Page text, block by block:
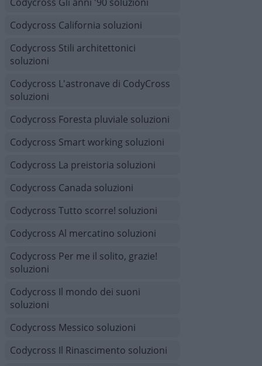
Codycross California soluzioni
Codycross Stili architettonici
soluzioni
Codycross L'astronave di CodyCross
soluzioni
Codycross Foresta pluviale soluzioni
Codycross Smart working soluzioni
Codycross La preistoria soluzioni
Codycross Canada soluzioni
Codycross Tutto scorre! soluzioni
Codycross Al mercatino soluzioni
Codycross Per me il solito, grazie!
soluzioni
Codycross Il mondo dei suoni
soluzioni
Codycross Messico soluzioni
Codycross Il Rinascimento soluzioni